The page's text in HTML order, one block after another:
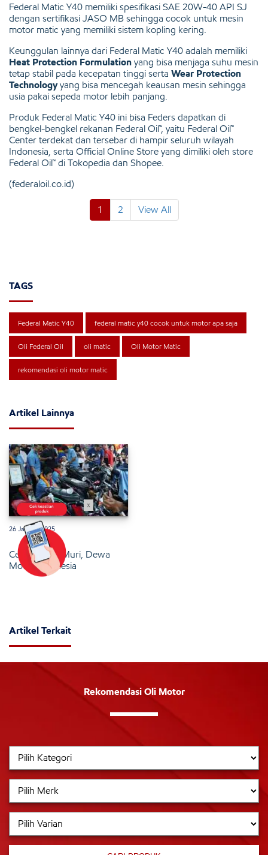
Federal Matic Y40 memiliki spesifikasi SAE 20W-40 API SJ
dengan sertifikasi JASO MB sehingga cocok untuk mesin
motor matic yang memiliki sistem kopling kering.
Keunggulan lainnya dari Federal Matic Y40 adalah memiliki
Heat Protection Formulation yang bisa menjaga suhu mesin
tetap stabil pada kecepatan tinggi serta Wear Protection
Technologyyang bisa mencegah keausan mesin sehingga
usia pakai sepeda motor lebih panjang.
Produk Federal Matic Y40 ini bisa Feders dapatkan di
bengkel-bengkel rekanan Federal Oil™, yaitu Federal Oil™
Center terdekat dan tersebar di hampir seluruh wilayah
Indonesia, serta Official Online Store yang dimiliki oleh store
Federal Oil™ di Tokopedia dan Shopee
(federaloil.co.id)
1 2 View All
TAGS
Federal Matic Y40 federal matic y40 cocok untuk motor apa saja
Oli Federal Oil oli matic Oli Motor Matic
rekomendasi oli motor matic
Artikel Lainnya
26 Januari 2025
Cetak Rekor Muri, Dewa
Motor Indonesia
Artikel Terkait
Rekomendasi Oli Motor
x